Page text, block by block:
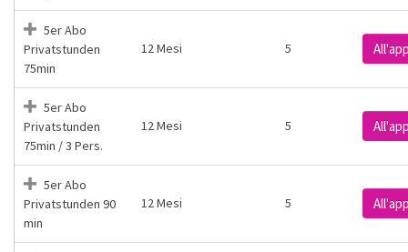
5er Abo
Privatstunden
75min
12 Mesi 5
5er Abo
Privatstunden
75min / 3 Pers.
12 Mesi 5
5er Abo
Privatstunden 90
min
12 Mesi 5